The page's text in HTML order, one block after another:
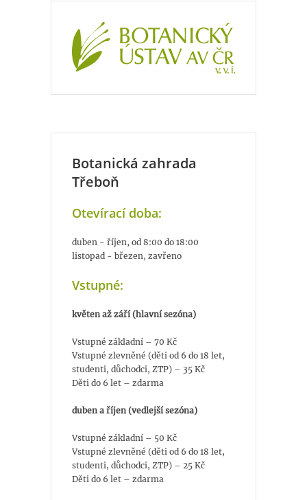
Botanická zahrada
Třeboň
Otevírací doba:
duben - říjen, od 8:00 do 18:00
listopad - březen, zavřeno
Vstupné:
květen až září (hlavní sezóna)
Vstupné základní – 70 Kč
Vstupné zlevněné (děti od 6 do 18 let,
studenti, důchodci, ZTP) – 35 Kč
Děti do 6 let – zdarma
duben a říjen (vedlejší sezóna)
Vstupné základní – 50 Kč
Vstupné zlevněné (děti od 6 do 18 let,
studenti, důchodci, ZTP) – 25 Kč
Děti do 6 let – zdarma